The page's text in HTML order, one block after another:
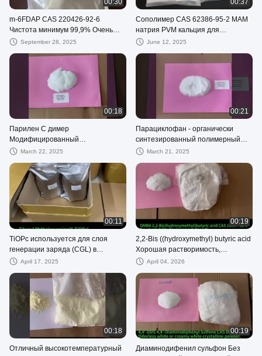
00:30
m-6FDAP CAS 220426-92-6
Чистота минимум 99,9% Очень
низкие остатки ионов металлов
фоточувствительного полимида
September 28, 2025
00:37
Сополимер CAS 62386-95-2 МАМ
натрия PVM кальция для
прилипателя Denture
June 12, 2025
00:18
Парилен С димер
Модифицированный
хлорированный мономер
химическая стабильность и
барьер
March 22, 2025
00:21
Парациклофан - органически
синтезированный полимерный
наноматериал
March 21, 2025
00:11
TiOPc используется для слоя
генерации заряда (CGL) в
барабане с органическими
April 17, 2025
00:19
2,2-Bis ((hydroxymethyl) butyric acid
Хорошая растворимость,
экологически чистый Crossling
April 04, 2026
00:18
Отличный высокотемпературный
00:19
Диаминодифенил сульфон Без